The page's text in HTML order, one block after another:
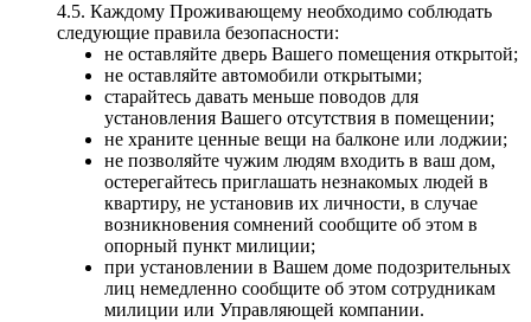
4.5. Каждому Проживающему необходимо соблюдать
следующие правила безопасности:
не оставляйте дверь Вашего помещения открытой;
не оставляйте автомобили открытыми;
старайтесь давать меньше поводов для
установления Вашего отсутствия в помещении;
не храните ценные вещи на балконе или лоджии;
не позволяйте чужим людям входить в ваш дом,
остерегайтесь приглашать незнакомых людей в
квартиру, не установив их личности, в случае
возникновения сомнений сообщите об этом в
опорный пункт милиции;
при установлении в Вашем доме подозрительных
лиц немедленно сообщите об этом сотрудникам
милиции или Управляющей компании.